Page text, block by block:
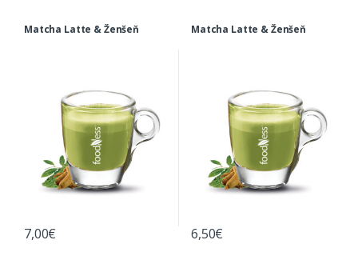
Matcha Latte & Ženšeň
7,00€
Matcha Latte & Ženšeň
6,50€